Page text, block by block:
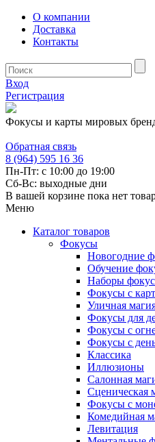
О компании
Доставка
Контакты
Вход
Регистрация
Фокусы и карты мировых
Обратная связь
8 (964) 595 16 36
Пн-Пт: с 10:00 до 19:00
Сб-Вс: выходные дни
В вашей корзине пока нет
Меню
Каталог товаров
Фокусы
Новогодние
Обучение
Наборы
Фокусы с
Уличная
Фокусы для
Фокусы с
Фокусы с
Классика
Иллюзионы
Салонная
Сценическая
Фокусы с
Комедийная
Левитация